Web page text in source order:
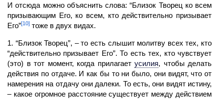
И отсюда можно объяснить слова: “Близок Творец ко всем
призывающим Его, ко всем, кто действительно призывает
Его”[10] тоже в двух видах.
1. “Близок Творец”, – то есть слышит молитву всех тех, кто
“действительно призывает Его”. То есть тех, кто чувствует
(это) в тот момент, когда прилагает усилия, чтобы делать
действия по отдаче. И как бы то ни было, они видят, что от
намерения на отдачу они далеки. То есть, они видят истину,
– какое огромное расстояние существует между действием